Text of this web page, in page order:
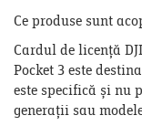
Ce produse sunt
Cardul de licență
Pocket 3 este
este specifică și
generații sau